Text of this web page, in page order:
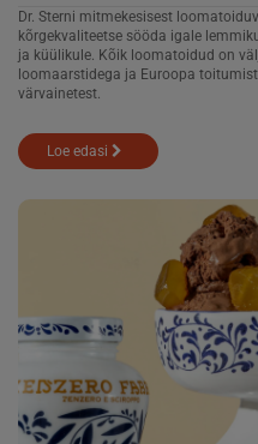
Dr. Sterni mitmekesisest
kõrgekvaliteetse sööda igale
ja küülikule. Kõik loomatoidud on
loomaarstidega ja Euroopa
värvainetest.
Loe edasi